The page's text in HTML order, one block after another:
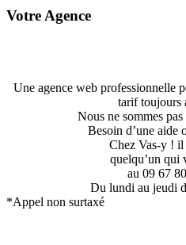
Votre Agence
Une agence web professionnelle
tarif toujours
Nous ne sommes
Besoin d’une aide
Chez Vas-y !
quelqu’un qui
au 09 67
Du lundi au jeudi
*Appel non surtaxé